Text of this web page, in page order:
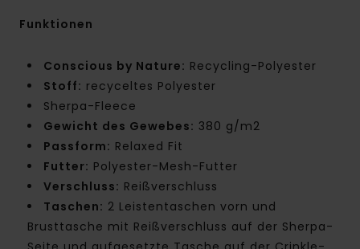
Funktionen
Conscious by Nature: Recycling-Polyester
Stoff: recyceltes Polyester
Sherpa-Fleece
Gewicht des Gewebes: 380 g/m2
Passform: Relaxed Fit
Futter: Polyester-Mesh-Futter
Verschluss: Reißverschluss
Taschen: 2 Leistentaschen vorn und
Brusttasche mit Reißverschluss auf der Sherpa-